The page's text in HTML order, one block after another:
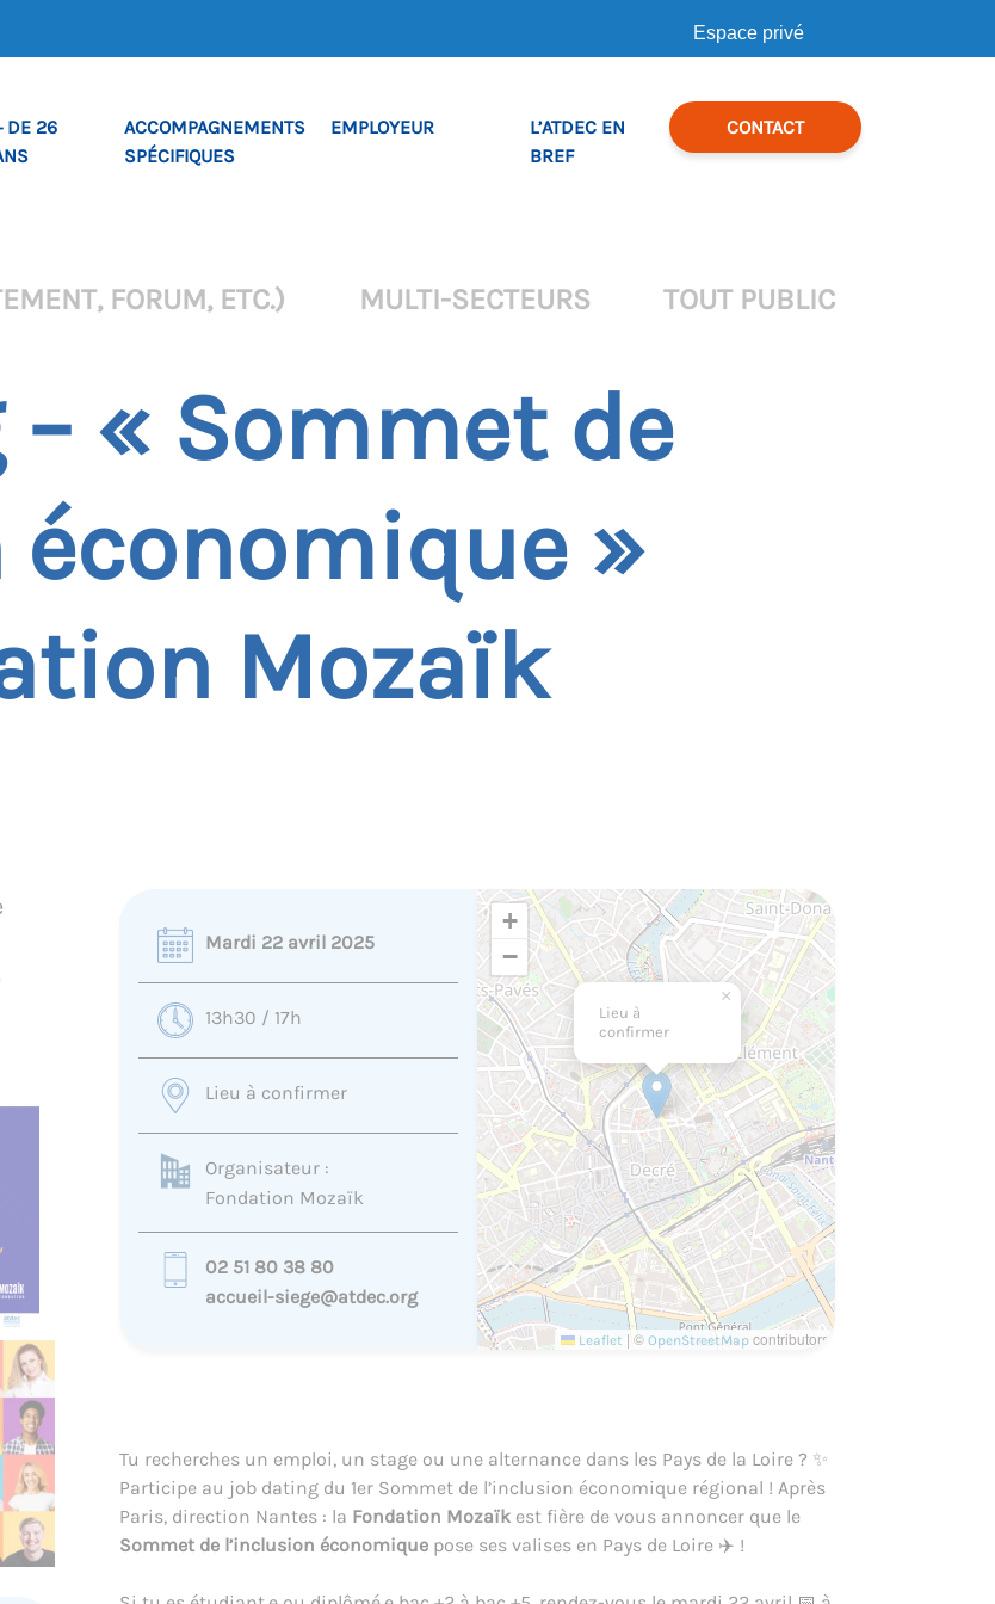
Espace privé
DE 26
ACCOMPAGNEMENTS
SPÉCIFIQUES
EMPLOYEUR
L’ATDEC EN
BREF
CONTACT
FORUM, ETC.) MULTI-SECTEURS TOUT PUBLIC
« Sommet de
économique »
Mozaïk
Mardi 22 avril 2025
13h30 / 17h
Lieu à confirmer
Organisateur :
Fondation Mozaïk
02 51 80 38 80
accueil-siege@atdec.org
Lieu à
confirmer
×
+
−
Leaflet | © OpenStreetMapcontributors
Tu recherches un emploi, un stage ou une alternance dans les Pays de la Loire ? ✨
Participe au job dating du 1er Sommet de l’inclusion économique régional !​ Après
Paris, direction Nantes : la Fondation Mozaïkest fière de vous annoncer que le
Sommet de l’inclusion économiquepose ses valises en Pays de Loire ✈️​ !